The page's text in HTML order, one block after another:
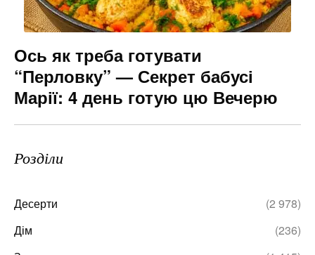
Ось як треба готувати
“Перловку” — Секрет бабусі
Марії: 4 день готую цю Вечерю
Розділи
Десерти
(2 978)
Дім
(236)